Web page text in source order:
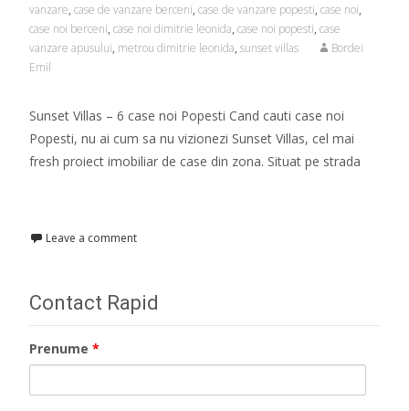
vanzare, case de vanzare berceni, case de vanzare popesti, case noi,
case noi berceni, case noi dimitrie leonida, case noi popesti, case
vanzare apusului, metrou dimitrie leonida, sunset villas
Bordei
Emil
Sunset Villas – 6 case noi Popesti Cand cauti case noi
Popesti, nu ai cum sa nu vizionezi Sunset Villas, cel mai
fresh proiect imobiliar de case din zona. Situat pe strada
Leave a comment
Contact Rapid
Prenume *